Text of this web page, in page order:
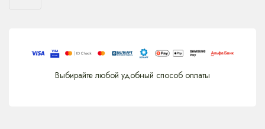
Выбирайте любой удобный способ оплаты